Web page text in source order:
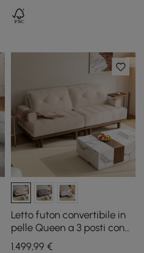
Letto futon convertibile in
pelle Queen a 3 posti con
tavolino laterale
1.499,99€